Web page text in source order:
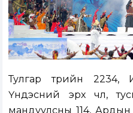
Тулгар төрийн
Үндэсний эрх чөлөө,
мандуулсны 114,